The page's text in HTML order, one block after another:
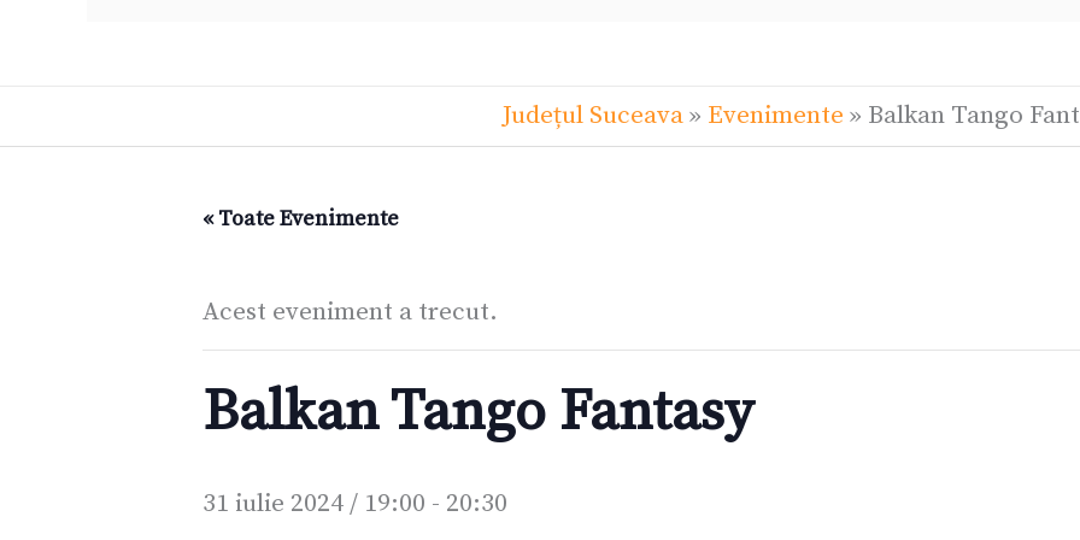
Județul Suceava» Evenimente » Balkan Tango
« Toate Evenimente
Acest eveniment a trecut.
Balkan Tango Fantasy
31 iulie 2024 / 19:00 - 20:30